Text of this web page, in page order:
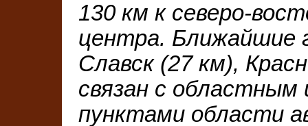
130 км к северо-
центра. Ближайшие
Славск (27 км),
связан с
пунктами области